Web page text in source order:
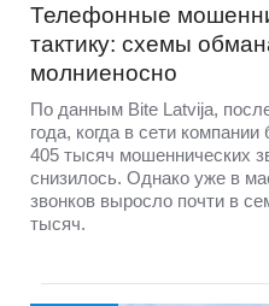
Телефонные
тактику: схемы
молниеносно
По данным Bite Latvija,
года, когда в сети
405 тысяч мошеннических
снизилось. Однако уже в
звонков выросло почти в
тысяч.